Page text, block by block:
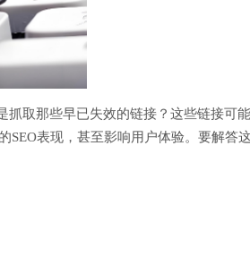
抓取那些早已失效的链接？这些链接可
表现，甚至影响用户体验。要解答